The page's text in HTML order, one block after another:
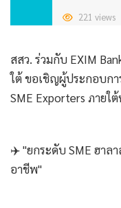
221 views
สสว. ร่วมกับ EXIM
ใต้ ขอเชิญผู้ประกอบกา
SME Exporters ภายใ
✈️ "ยกระดับ SME ฮาล
อาชีพ"